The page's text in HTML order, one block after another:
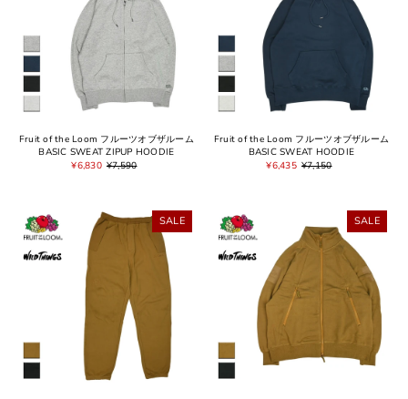
Fruit of the Loom フルーツオブザルーム
BASIC SWEAT ZIPUP HOODIE
¥6,830 ¥7,590
Fruit of the Loom フルーツオブザルーム
BASIC SWEAT HOODIE
¥6,435 ¥7,150
SALE SALE